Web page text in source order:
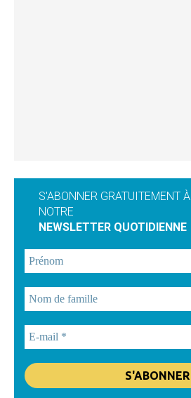
S'ABONNER GRATUITEMENT À
NOTRE
NEWSLETTER QUOTIDIENNE